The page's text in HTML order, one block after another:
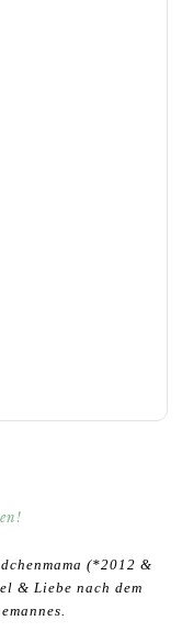
(*2012 &
& Liebe nach dem